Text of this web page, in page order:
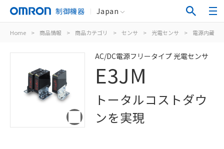
制御機器 Japan
Home > 商品情報 > 商品カテゴリ > センサ > 光電センサ > 電源内蔵形
AC/DC電源フリータイプ 光電センサ
E3JM
トータルコストダウ
ンを実現